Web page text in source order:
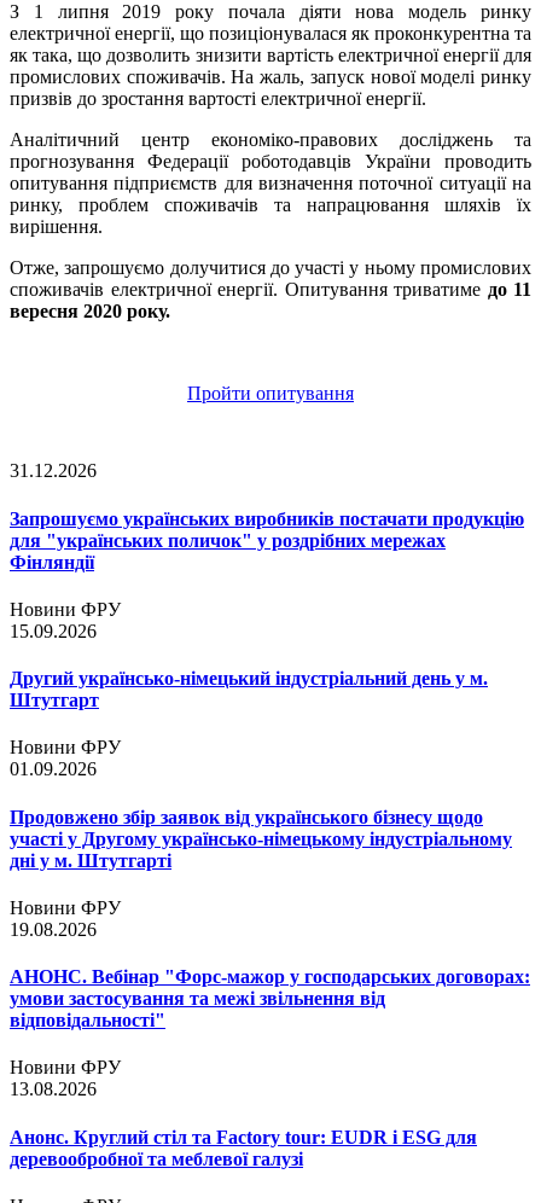
З 1 липня 2019 року почала діяти нова модель ринку
електричної енергії, що позиціонувалася як проконкурентна та
як така, що дозволить знизити вартість електричної енергії для
промислових споживачів. На жаль, запуск нової моделі ринку
призвів до зростання вартості електричної енергії.
Аналітичний центр економіко-правових досліджень та
прогнозування Федерації роботодавців України проводить
опитування підприємств для визначення поточної ситуації на
ринку, проблем споживачів та напрацювання шляхів їх
вирішення.
Отже, запрошуємо долучитися до участі у ньому промислових
споживачів електричної енергії. Опитування триватиме до 11
вересня 2020 року.
Пройти опитування
31.12.2026
Запрошуємо українських виробників постачати продукцію
для "українських поличок" у роздрібних мережах
Фінляндії
Новини ФРУ
15.09.2026
Другий українсько-німецький індустріальний день у м.
Штутгарт
Новини ФРУ
01.09.2026
Продовжено збір заявок від українського бізнесу щодо
участі у Другому українсько-німецькому індустріальному
дні у м. Штутгарті
Новини ФРУ
19.08.2026
АНОНС. Вебінар "Форс-мажор у господарських договорах:
умови застосування та межі звільнення від
відповідальності"
Новини ФРУ
13.08.2026
Анонс. Круглий стіл та Factory tour: EUDR і ESG для
деревообробної та меблевої галузі